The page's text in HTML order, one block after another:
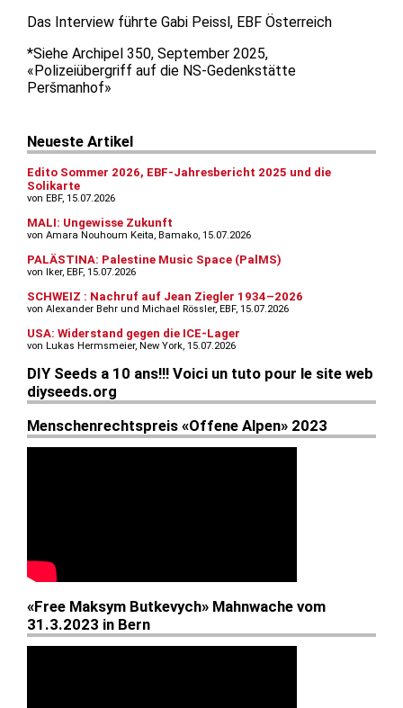
Das Interview führte Gabi Peissl, EBF Österreich
*Siehe Archipel 350, September 2025,
«Polizeiübergriff auf die NS-Gedenkstätte
Peršmanhof»